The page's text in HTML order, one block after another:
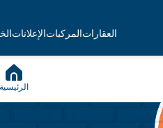
العقاراتالمركباتالإعلانات
الرئيسية